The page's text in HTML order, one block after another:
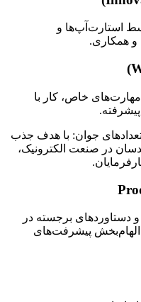
استارت‌آپ‌ها و
و همکاری.
خاص، کار با
جوان: با هدف جذب
در صنعت الکترونیک،
و دستاوردهای برجسته در
الهام‌بخش پیشرفت‌های